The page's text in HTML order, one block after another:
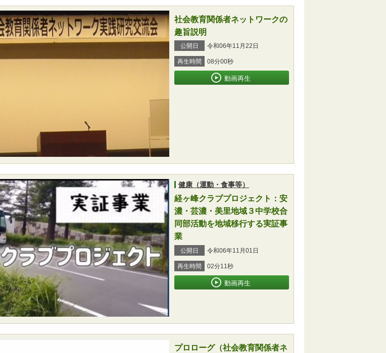
社会教育関係者ネットワークの
趣旨説明
公開日 令和06年11月22日
再生時間 08分00秒
動画再生
健康（運動・食事等）
経ヶ峰クラブプロジェクト：安
濃・芸濃・美里地域３中学校合
同部活動を地域移行する実証事
業
公開日 令和06年11月01日
再生時間 02分11秒
動画再生
プロローグ（社会教育関係者ネ